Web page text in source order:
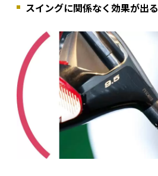
スイングに関係なく効果が出る